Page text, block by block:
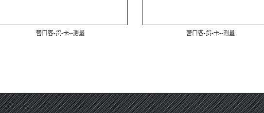
营口客-货-卡--测量 营口客-货-卡--测量